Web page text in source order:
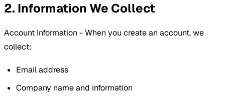
2. Information We Collect
Account Information - When you create an account, we
collect:
Email address
Company name and information